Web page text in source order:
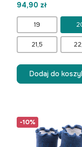
94,90 zł
19
21,5
Dodaj do
-10%